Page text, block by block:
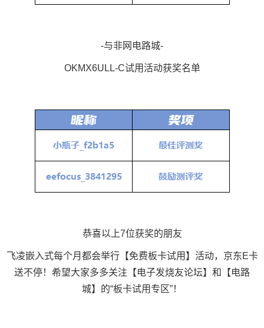
-与非网电路城-
OKMX6UL L-C试用活动获奖名单
恭喜以上7位获奖的朋友
飞凌嵌入式每个月都会举行【免费板卡试用】活动，京东E卡
送不停！希望大家多多关注【电子发烧友论坛】和【电路
城】的“板卡试用专区”！